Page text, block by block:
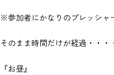
※参加者にかなりのプレッシャ
そのまま時間だけが経過・・・
『お昼』